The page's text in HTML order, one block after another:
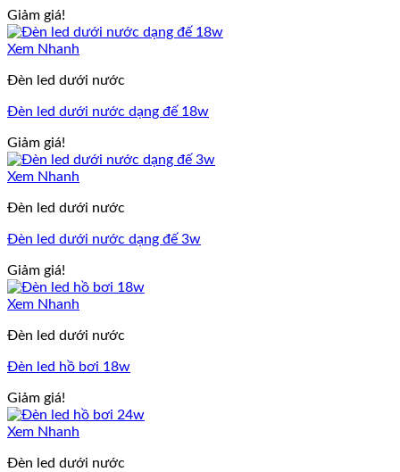
Giảm giá!
Xem Nhanh
Đèn led dưới nước
Đèn led dưới nước dạng đế 18w
Giảm giá!
Xem Nhanh
Đèn led dưới nước
Đèn led dưới nước dạng đế 3w
Giảm giá!
Xem Nhanh
Đèn led dưới nước
Đèn led hồ bơi 18w
Giảm giá!
Xem Nhanh
Đèn led dưới nước